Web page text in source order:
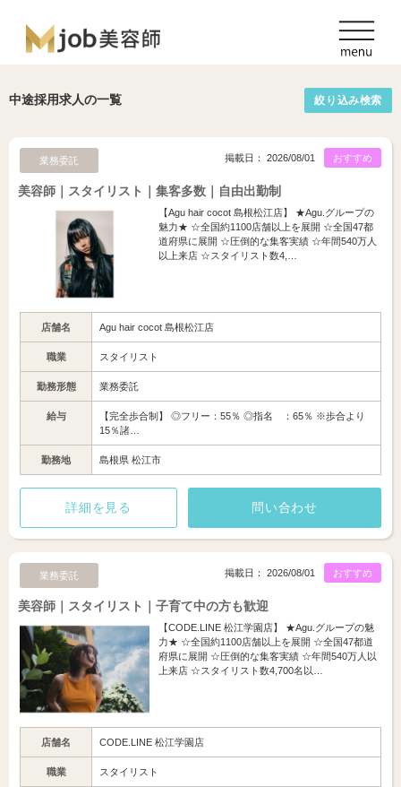
中途採用求人の一覧 絞り込み検索
業務委託 おすすめ
掲載日： 2026/08/01
美容師｜スタイリスト｜集客多数｜自由出勤制
【Agu hair cocot 島根松江店】 ★Agu.グループの
魅力★ ☆全国約1100店舗以上を展開 ☆全国47都
道府県に展開 ☆圧倒的な集客実績 ☆年間540万人
以上来店 ☆スタイリスト数4,…
店舗名 Agu hair cocot 島根松江店
職業 スタイリスト
勤務形態 業務委託
給与
【完全歩合制】 ◎フリー：55％ ◎指名 ：65％ ※歩合より
15％諸…
勤務地 島根県 松江市
詳細を見る 問い合わせ
業務委託 おすすめ
掲載日： 2026/08/01
美容師｜スタイリスト｜子育て中の方も歓迎
【CODE.LINE 松江学園店】 ★Agu.グループの魅
力★ ☆全国約1100店舗以上を展開 ☆全国47都道
府県に展開 ☆圧倒的な集客実績 ☆年間540万人以
上来店 ☆スタイリスト数4,700名以…
店舗名 CODE.LINE 松江学園店
職業 スタイリスト